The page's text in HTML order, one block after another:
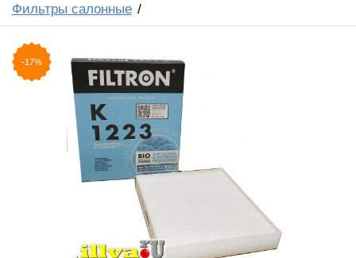
Фильтры салонные
-17%